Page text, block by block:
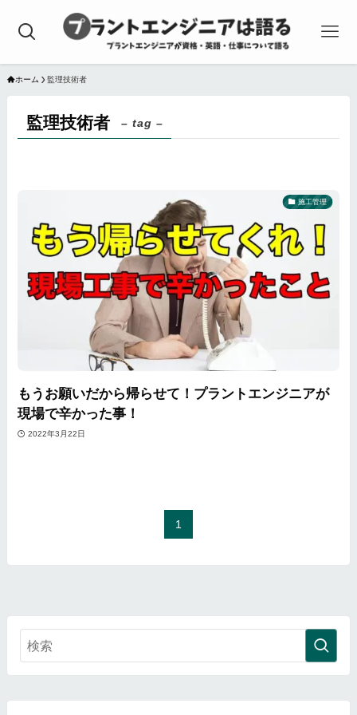
ホーム 監理技術者
監理技術者 – tag –
施工管理
もうお願いだから帰らせて！プラントエンジニアが
現場で辛かった事！
2022年3月22日
1